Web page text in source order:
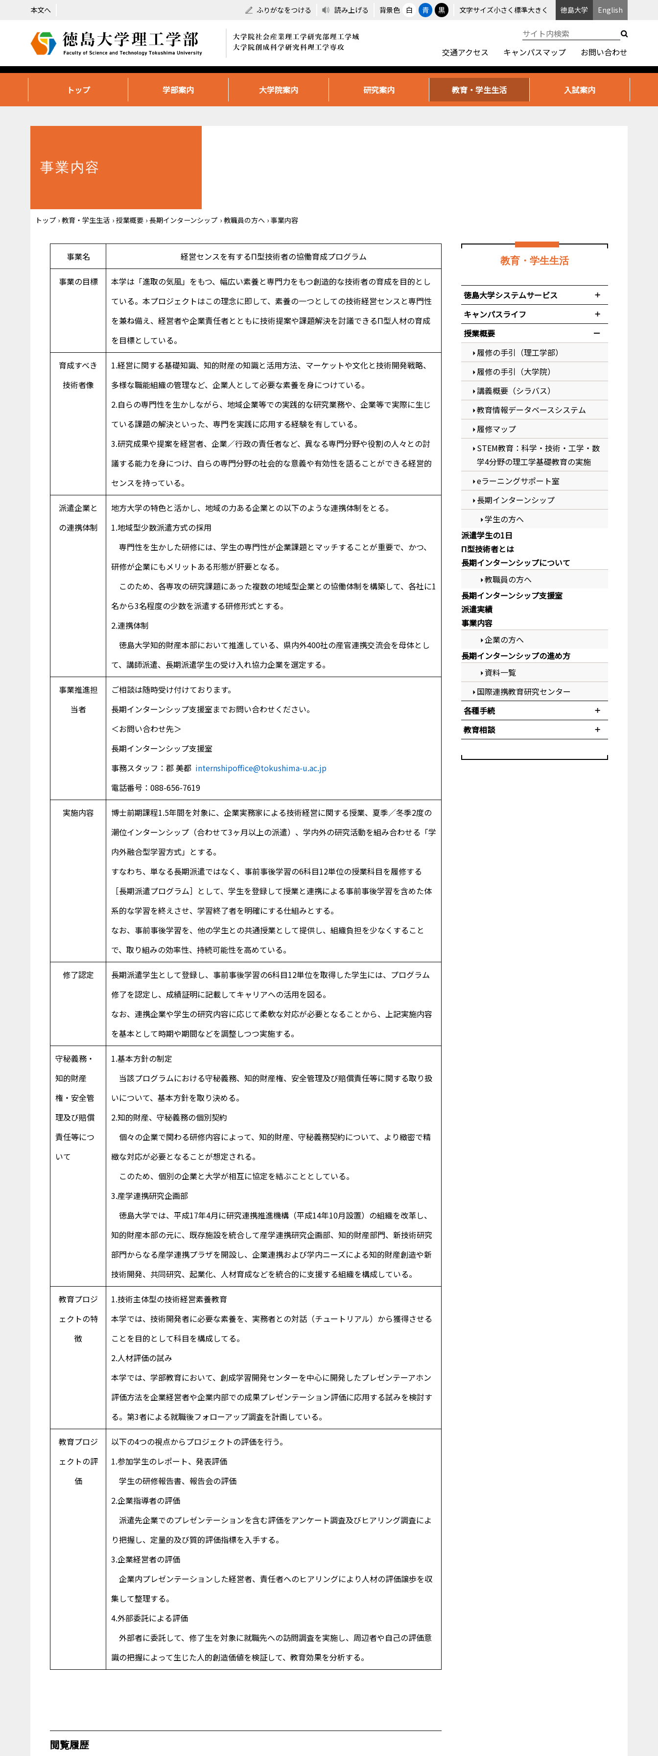
本文へ ふりがなをつける 読み上げる 背景色 白 青 黒 文字サイズ小さく 標準大きく 徳島大学 English
交通アクセス キャンパスマップ お問い合わせ
トップ 学部案内 大学院案内 研究案内 教育・学生生活 入試案内
事業内容
トップ › 教育・学生生活 › 授業概要 › 長期インターンシップ › 教職員の方へ › 事業内容
事業名 経営センスを有するΠ型技術者の協働育成プログラム
事業の目標
本学は「進取の気風」をもつ、幅広い素養と専門力をもつ創造的な技術者の育成を目的とし
ている。本プロジェクトはこの理念に即して、素養の一つとしての技術経営センスと専門性
を兼ね備え、経営者や企業責任者とともに技術提案や課題解決を討議できるΠ型人材の育成
を目標としている。
育成すべき
技術者像
1.経営に関する基礎知識、知的財産の知識と活用方法、マーケットや文化と技術開発戦略、
多様な職能組織の管理など、企業人として必要な素養を身につけている。
2.自らの専門性を生かしながら、地域企業等での実践的な研究業務や、企業等で実際に生じ
ている課題の解決といった、専門を実践に応用する経験を有している。
3.研究成果や提案を経営者、企業／行政の責任者など、異なる専門分野や役割の人々との討
議する能力を身につけ、自らの専門分野の社会的な意義や有効性を語ることができる経営的
センスを持っている。
派遣企業と
の連携体制
地方大学の特色と活かし、地域の力ある企業との以下のような連携体制をとる。
1.地域型少数派遣方式の採用
専門性を生かした研修には、学生の専門性が企業課題とマッチすることが重要で、かつ、
研修が企業にもメリットある形態が肝要となる。
このため、各専攻の研究課題にあった複数の地域型企業との協働体制を構築して、各社に1
名から3名程度の少数を派遣する研修形式とする。
2.連携体制
徳島大学知的財産本部において推進している、県内外400社の産官連携交流会を母体とし
て、講師派遣、長期派遣学生の受け入れ協力企業を選定する。
事業推進担
当者
ご相談は随時受け付けております。
長期インターンシップ支援室までお問い合わせください。
＜お問い合わせ先＞
長期インターンシップ支援室
事務スタッフ：郡 美都 internshipoffice@tokushima-u.ac.jp
電話番号：088-656-7619
実施内容
博士前期課程1.5年間を対象に、企業実務家による技術経営に関する授業、夏季／冬季2度の
潮位インターンシップ（合わせて3ヶ月以上の派遣）、学内外の研究活動を組み合わせる「学
内外融合型学習方式」とする。
すなわち、単なる長期派遣ではなく、事前事後学習の6科目12単位の授業科目を履修する
［長期派遣プログラム］として、学生を登録して授業と連携による事前事後学習を含めた体
系的な学習を終えさせ、学習終了者を明確にする仕組みとする。
なお、事前事後学習を、他の学生との共通授業として提供し、組織負担を少なくすること
で、取り組みの効率性、持続可能性を高めている。
修了認定
長期派遣学生として登録し、事前事後学習の6科目12単位を取得した学生には、プログラム
修了を認定し、成績証明に記載してキャリアへの活用を図る。
なお、連携企業や学生の研究内容に応じて柔軟な対応が必要となることから、上記実施内容
を基本として時期や期間などを調整しつつ実施する。
守秘義務・
知的財産
権・安全管
理及び賠償
責任等につ
いて
1.基本方針の制定
当該プログラムにおける守秘義務、知的財産権、安全管理及び賠償責任等に関する取り扱
いについて、基本方針を取り決める。
2.知的財産、守秘義務の個別契約
個々の企業で関わる研修内容によって、知的財産、守秘義務契約について、より緻密で精
緻な対応が必要となることが想定される。
このため、個別の企業と大学が相互に協定を結ぶこととしている。
3.産学連携研究企画部
徳島大学では、平成17年4月に研究連携推進機構（平成14年10月設置）の組織を改革し、
知的財産本部の元に、既存施設を統合して産学連携研究企画部、知的財産部門、新技術研究
部門からなる産学連携プラザを開設し、企業連携および学内ニーズによる知的財産創造や新
技術開発、共同研究、起業化、人材育成などを統合的に支援する組織を構成している。
教育プロジ
ェクトの特
徴
1.技術主体型の技術経営素養教育
本学では、技術開発者に必要な素養を、実務者との対話（チュートリアル）から獲得させる
ことを目的として科目を構成してる。
2.人材評価の試み
本学では、学部教育において、創成学習開発センターを中心に開発したプレゼンテーアホン
評価方法を企業経営者や企業内部での成果プレゼンテーション評価に応用する試みを検討す
る。第3者による就職後フォローアップ調査を計画している。
教育プロジ
ェクトの評
価
以下の4つの視点からプロジェクトの評価を行う。
1.参加学生のレポート、発表評価
学生の研修報告書、報告会の評価
2.企業指導者の評価
派遣先企業でのプレゼンテーションを含む評価をアンケート調査及びヒアリング調査によ
り把握し、定量的及び質的評価指標を入手する。
3.企業経営者の評価
企業内プレゼンテーションした経営者、責任者へのヒアリングにより人材の評価譲歩を収
集して整理する。
4.外部委託による評価
外部者に委託して、修了生を対象に就職先への訪問調査を実施し、周辺者や自己の評価意
識の把握によって生じた人的創造価値を検証して、教育効果を分析する。
閲覧履歴
教育・学生生活
徳島大学システムサービス
キャンパスライフ
授業概要
履修の手引（理工学部）
履修の手引（大学院）
講義概要（シラバス）
教育情報データベースシステム
履修マップ
STEM教育：科学・技術・工学・数
学4分野の理工学基礎教育の実施
eラーニングサポート室
長期インターンシップ
学生の方へ
派遣学生の1日
Π型技術者とは
長期インターンシップについて
教職員の方へ
長期インターンシップ支援室
派遣実績
事業内容
企業の方へ
長期インターンシップの進め方
資料一覧
国際連携教育研究センター
各種手続
教育相談